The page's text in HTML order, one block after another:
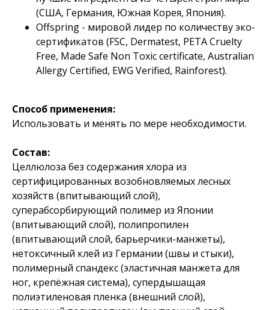
(США, Германия, Южная Корея, Япония).
Offspring - мировой лидер по количеству эко-
сертификатов (FSC, Dermatest, PETA Сruelty
Free, Made Safe Non Toxic certificate, Australian
Allergy Certified, EWG Verified, Rainforest).
Способ применения:
Использовать и менять по мере необходимости.
Состав:
Целлюлоза без содержания хлора из
сертифицированных возобновляемых лесных
хозяйств (впитывающий слой),
суперабсорбирующий полимер из Японии
(впитывающий слой), полипропилен
(впитывающий слой, барьерчики-манжеты),
нетоксичный клей из Германии (швы и стыки),
полимерный спандекс (эластичная манжета для
ног, крепёжная система), супердышащая
полиэтиленовая пленка (внешний слой),